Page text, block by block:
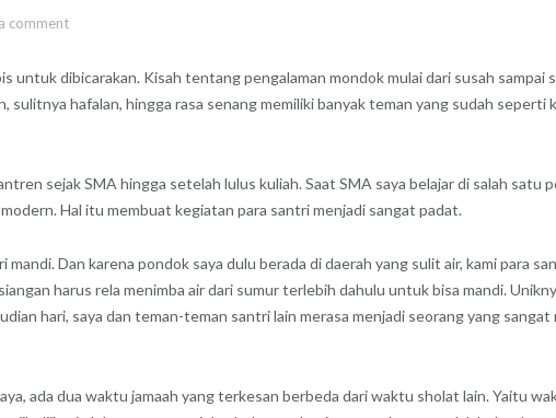
comment
dibicarakan. Kisah tentang pengalaman mondok mulai dari susah sampai
sulitnya hafalan, hingga rasa senang memiliki banyak teman yang sudah seperti
sejak SMA hingga setelah lulus kuliah. Saat SMA saya belajar di salah
Hal itu membuat kegiatan para santri menjadi sangat padat.
Dan karena pondok saya dulu berada di daerah yang sulit air, kami para
harus rela menimba air dari sumur terlebih dahulu untuk bisa mandi.
hari, saya dan teman-teman santri lain merasa menjadi seorang yang
ada dua waktu jamaah yang terkesan berbeda dari waktu sholat lain. Yaitu